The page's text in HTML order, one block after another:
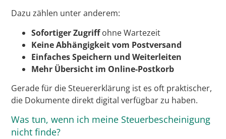
Dazu zählen unter anderem:
Sofortiger Zugriffohne Wartezeit
Keine Abhängigkeit vom Postversand
Einfaches Speichern und Weiterleiten
Mehr Übersicht im Online-Postkorb
Gerade für die Steuererklärung ist es oft praktischer,
die Dokumente direkt digital verfügbar zu haben.
Was tun, wenn ich meine Steuerbescheinigung
nicht finde?